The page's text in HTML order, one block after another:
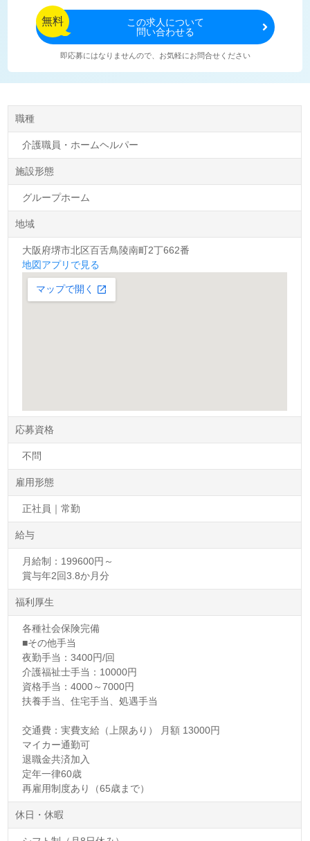
無料 この求人について
問い合わせる
即応募にはなりませんので、お気軽にお問合せください
職種
介護職員・ホームヘルパー
施設形態
グループホーム
地域
大阪府堺市北区百舌鳥陵南町2丁662番
地図アプリで見る
応募資格
不問
雇用形態
正社員｜常勤
給与
月給制：199600円～
賞与年2回3.8か月分
福利厚生
各種社会保険完備
■その他手当
夜勤手当：3400円/回
介護福祉士手当：10000円
資格手当：4000～7000円
扶養手当、住宅手当、処遇手当
交通費：実費支給（上限あり） 月額 13000円
マイカー通勤可
退職金共済加入
定年一律60歳
再雇用制度あり（65歳まで）
休日・休暇